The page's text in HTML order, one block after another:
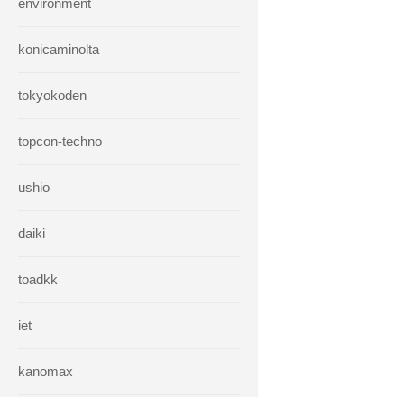
environment
konicaminolta
tokyokoden
topcon-techno
ushio
daiki
toadkk
iet
kanomax